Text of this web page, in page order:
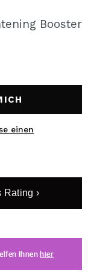
den Status Ihrer
Booster
einen
›
Ihnenhier